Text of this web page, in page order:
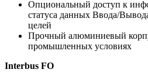
Опциональный доступ к
статуса данных Ввода/
целей
Прочный алюминиевый
промышленных условиях
Interbus FO